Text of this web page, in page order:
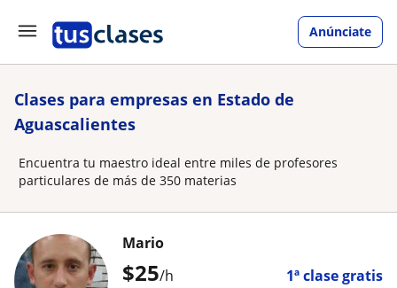
Anúnciate
Clases para empresas en Estado de
Aguascalientes
Encuentra tu maestro ideal entre miles de profesores
particulares de más de 350 materias
$25/h 1ª clase gratis
Mario